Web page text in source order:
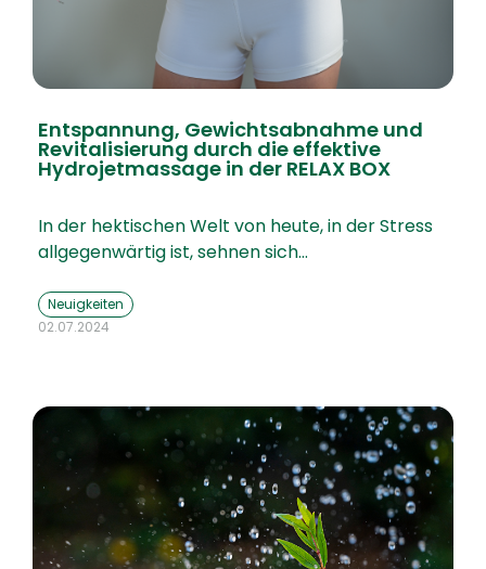
Entspannung, Gewichtsabnahme und
Revitalisierung durch die effektive
Hydrojetmassage in der RELAX BOX
In der hektischen Welt von heute, in der Stress
allgegenwärtig ist, sehnen sich…
Neuigkeiten
02.07.2024